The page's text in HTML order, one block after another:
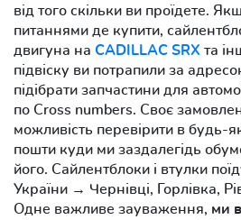
від того скільки ви проїдете.
питаннями де купити,
двигуна на CADILLAC SRX та
підвіску ви потрапили за
підібрати запчастини для
по Cross numbers. Своє
можливість перевірити в будь-
пошти куди ми заздалегідь
його. Сайлентблоки і втулки
України → Чернівці, Горлівка,
Одне важливе зауваження, ми